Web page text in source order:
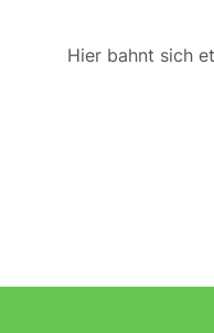
Hier bahnt sich